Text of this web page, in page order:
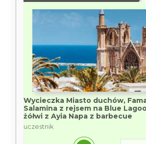
Wycieczka Miasto duchów,
Salamina z rejsem na Blue
żółwi z Ayia Napa z barbecue
uczestnik